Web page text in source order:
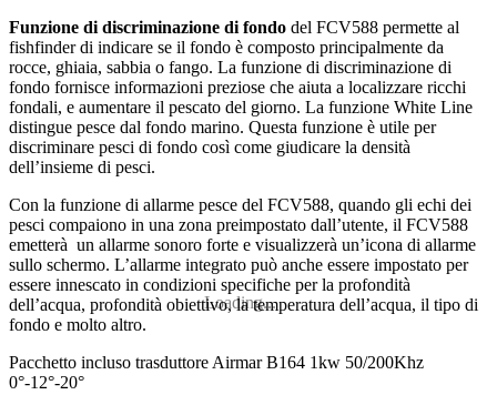
Loading...
Funzione di discriminazione di fondo del FCV588 permette al
fishfinder di indicare se il fondo è composto principalmente da
rocce, ghiaia, sabbia o fango. La funzione di discriminazione di
fondo fornisce informazioni preziose che aiuta a localizzare ricchi
fondali, e aumentare il pescato del giorno. La funzione White Line
distingue pesce dal fondo marino. Questa funzione è utile per
discriminare pesci di fondo così come giudicare la densità
dell’insieme di pesci.
Con la funzione di allarme pesce del FCV588, quando gli echi dei
pesci compaiono in una zona preimpostato dall’utente, il FCV588
emetterà un allarme sonoro forte e visualizzerà un’icona di allarme
sullo schermo. L’allarme integrato può anche essere impostato per
essere innescato in condizioni specifiche per la profondità
dell’acqua, profondità obiettivo, la temperatura dell’acqua, il tipo di
fondo e molto altro.
Pacchetto incluso trasduttore Airmar B164 1kw 50/200Khz
0°-12°-20°